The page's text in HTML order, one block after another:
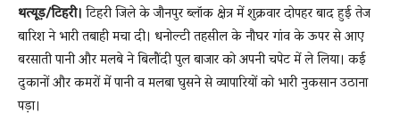
थत्यूड़/टिहरी।टिहरी जिले के जौनपुर ब्लॉक क्षेत्र में शुक्रवार दोपहर बाद हुई तेज
बारिश ने भारी तबाही मचा दी। धनोल्टी तहसील के नौघर गांव के ऊपर से आए
बरसाती पानी और मलबे ने बिलौंदी पुल बाजार को अपनी चपेट में ले लिया। कई
दुकानों और कमरों में पानी व मलबा घुसने से व्यापारियों को भारी नुकसान उठाना
पड़ा।